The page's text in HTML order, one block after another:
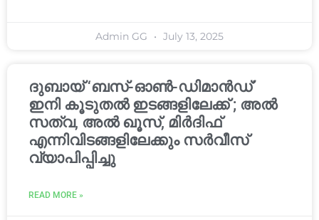
Admin GG July 13, 2025
ദുബായ് ‘ബസ്-ഓൺ-ഡിമാൻഡ്’
ഇനി കൂടുതൽ ഇടങ്ങളിലേക്ക് ; അൽ
സത്വ, അൽ ഖൂസ്, മിർദിഫ്
എന്നിവിടങ്ങളിലേക്കും സർവീസ്
വ്യാപിപ്പിച്ചു
READ MORE »